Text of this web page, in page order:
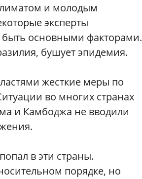
и молодым
эксперты
быть основными факторами.
бушует эпидемия.
жесткие меры по
во многих странах
и Камбоджа не вводили
в эти страны.
порядке, но